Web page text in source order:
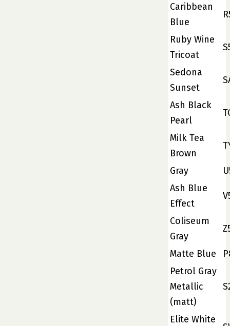
Caribbean
Blue
Ruby Wine
Tricoat
Sedona
Sunset
Ash Black
Pearl
Milk Tea
Brown
Gray
Ash Blue
Effect
Coliseum
Gray
Matte Blue
Petrol Gray
Metallic
(matt)
Elite White